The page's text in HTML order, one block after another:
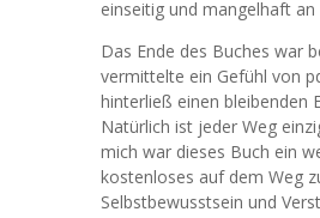
einseitig und mangelhaft an
Das Ende des Buches war
vermittelte ein Gefühl von
hinterließ einen bleibenden
Natürlich ist jeder Weg
mich war dieses Buch ein
kostenloses auf dem Weg
Selbstbewusstsein und